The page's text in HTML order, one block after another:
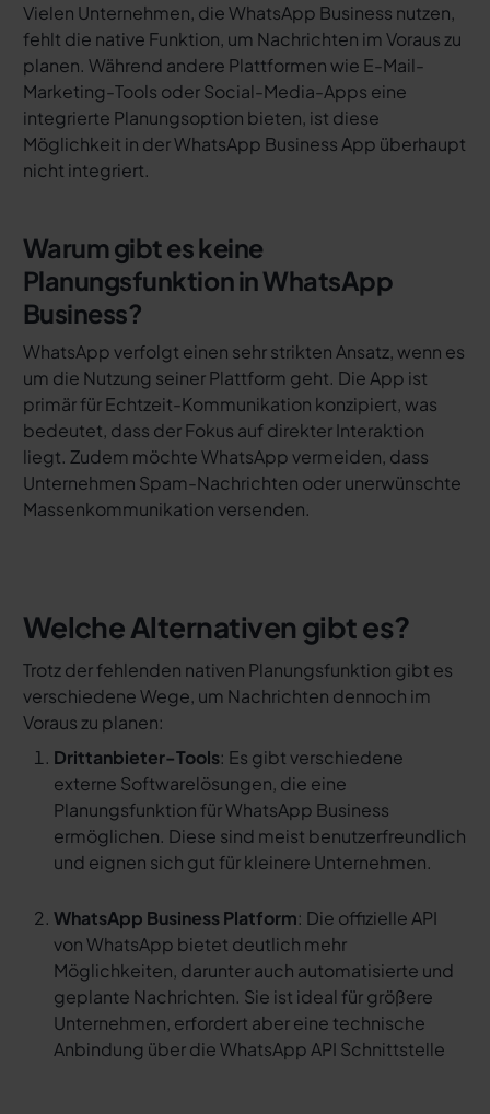
Vielen Unternehmen, die WhatsApp Business nutzen,
fehlt die native Funktion, um Nachrichten im Voraus zu
planen. Während andere Plattformen wie E-Mail-
Marketing-Tools oder Social-Media-Apps eine
integrierte Planungsoption bieten, ist diese
Möglichkeit in der WhatsApp Business App überhaupt
nicht integriert.
Warum gibt es keine
Planungsfunktion in WhatsApp
Business?
WhatsApp verfolgt einen sehr strikten Ansatz, wenn es
um die Nutzung seiner Plattform geht. Die App ist
primär für Echtzeit-Kommunikation konzipiert, was
bedeutet, dass der Fokus auf direkter Interaktion
liegt. Zudem möchte WhatsApp vermeiden, dass
Unternehmen Spam-Nachrichten oder unerwünschte
Massenkommunikation versenden.
Welche Alternativen gibt es?
Trotz der fehlenden nativen Planungsfunktion gibt es
verschiedene Wege, um Nachrichten dennoch im
Voraus zu planen:
Drittanbieter-Tools: Es gibt verschiedene
externe Softwarelösungen, die eine
Planungsfunktion für WhatsApp Business
ermöglichen. Diese sind meist benutzerfreundlich
und eignen sich gut für kleinere Unternehmen.
WhatsApp Business Platform: Die offizielle API
von WhatsApp bietet deutlich mehr
Möglichkeiten, darunter auch automatisierte und
geplante Nachrichten. Sie ist ideal für größere
Unternehmen, erfordert aber eine technische
Anbindung über die WhatsApp API Schnittstelle